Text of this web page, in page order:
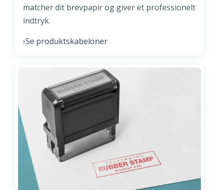
matcher dit brevpapir og giver et professionelt
indtryk.
›Se produktskabeloner